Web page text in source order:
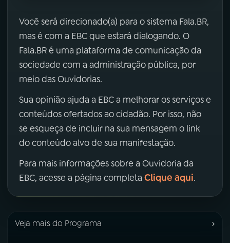
Você será direcionado(a) para o sistema Fala.BR,
mas é com a EBC que estará dialogando. O
Fala.BR é uma plataforma de comunicação da
sociedade com a administração pública, por
meio das Ouvidorias.
Sua opinião ajuda a EBC a melhorar os serviços e
conteúdos ofertados ao cidadão. Por isso, não
se esqueça de incluir na sua mensagem o link
do conteúdo alvo de sua manifestação.
Para mais informações sobre a Ouvidoria da
EBC, acesse a página completa Clique aqui.
Veja mais do Programa ›